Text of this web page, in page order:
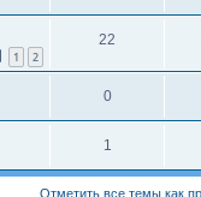
1 2
22
0
1
Отметить все темы как